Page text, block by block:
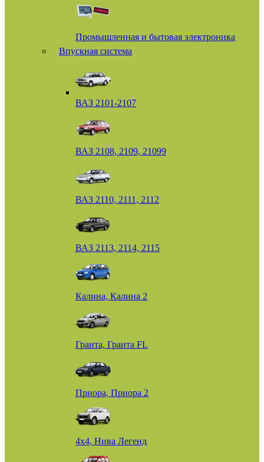
Промышленная и бытовая электроника
Впускная система
ВАЗ 2101-2107
ВАЗ 2108, 2109, 21099
ВАЗ 2110, 2111, 2112
ВАЗ 2113, 2114, 2115
Калина, Калина 2
Гранта, Гранта FL
Приора, Приора 2
4х4, Нива Легенд